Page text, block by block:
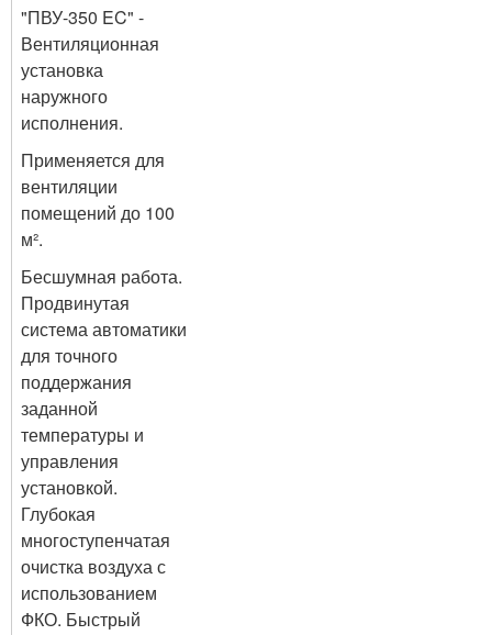
"ПВУ-350 EC" -
Вентиляционная
установка
наружного
исполнения.
Применяется для
вентиляции
помещений до 100
м².
Бесшумная работа.
Продвинутая
система автоматики
для точного
поддержания
заданной
температуры и
управления
установкой.
Глубокая
многоступенчатая
очистка воздуха с
использованием
ФКО. Быстрый